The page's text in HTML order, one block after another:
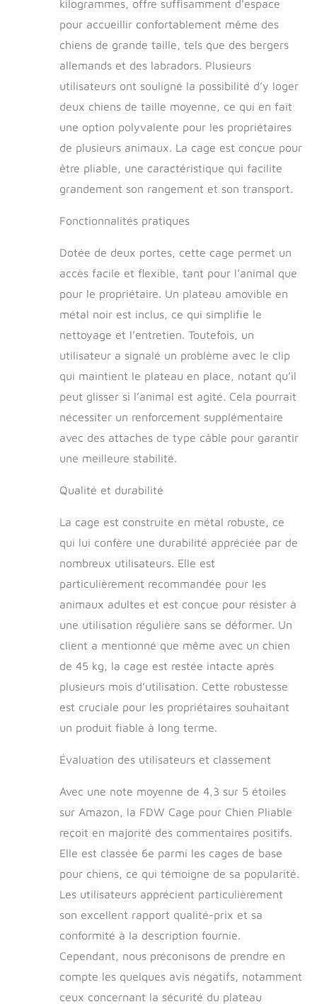
sécurité] la cage a
deux portes, une
sur le côté et une
deux portes
permettent à votre
animal d’entrer et
facilement.Les
verrous en L
empêchent votre
animal de les ouvrir
lui-même.
taille] Cette cage de
convient aux chiens
votre chien est trop
grand ou trop lourd
pour cette cage,
recommandons
d'acheter le modèle
de taille supérieure.
[Facile à
assembler, facile à
déplacer] Aucun
nécessaire, il suffit
dessus, elle est
partout.
[Facile à
nettoyer, esprit
tranquille] Cette
cage pour animaux
est équipée d'un
plateau en plastique
rend facile à être
nettoyée.Donnez à
votre chien un
propre.
kilogrammes, offre suffisamment d’espace
pour accueillir confortablement même des
chiens de grande taille, tels que des bergers
allemands et des labradors. Plusieurs
utilisateurs ont souligné la possibilité d’y loger
deux chiens de taille moyenne, ce qui en fait
une option polyvalente pour les propriétaires
de plusieurs animaux. La cage est conçue pour
être pliable, une caractéristique qui facilite
grandement son rangement et son transport.
Fonctionnalités pratiques
Dotée de deux portes, cette cage permet un
accès facile et flexible, tant pour l’animal que
pour le propriétaire. Un plateau amovible en
métal noir est inclus, ce qui simplifie le
nettoyage et l’entretien. Toutefois, un
utilisateur a signalé un problème avec le clip
qui maintient le plateau en place, notant qu’il
peut glisser si l’animal est agité. Cela pourrait
nécessiter un renforcement supplémentaire
avec des attaches de type câble pour garantir
une meilleure stabilité.
Qualité et durabilité
La cage est construite en métal robuste, ce
qui lui confère une durabilité appréciée par de
nombreux utilisateurs. Elle est
particulièrement recommandée pour les
animaux adultes et est conçue pour résister à
une utilisation régulière sans se déformer. Un
client a mentionné que même avec un chien
de 45 kg, la cage est restée intacte après
plusieurs mois d’utilisation. Cette robustesse
est cruciale pour les propriétaires souhaitant
un produit fiable à long terme.
Évaluation des utilisateurs et classement
Avec une note moyenne de 4,3 sur 5 étoiles
sur Amazon, la FDW Cage pour Chien Pliable
reçoit en majorité des commentaires positifs.
Elle est classée 6e parmi les cages de base
pour chiens, ce qui témoigne de sa popularité.
Les utilisateurs apprécient particulièrement
son excellent rapport qualité-prix et sa
conformité à la description fournie.
Cependant, nous préconisons de prendre en
compte les quelques avis négatifs, notamment
ceux concernant la sécurité du plateau